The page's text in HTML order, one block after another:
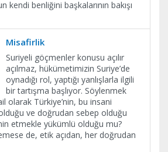
kendi benliğini başkalarının bakışı
Misafirlik
Suriyeli göçmenler konusu açılır
açılmaz, hükümetimizin Suriye’de
oynadığı rol, yaptığı yanlışlarla ilgili
bir tartışma başlıyor. Söylenmek
olarak Türkiye’nin, bu insani
ve doğrudan sebep olduğu
etmekle yükümlü olduğu mu?
de, etik açıdan, her doğrudan